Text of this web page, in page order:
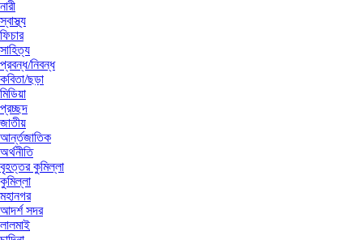
নারী
স্বাস্থ্য
ফিচার
সাহিত্য
প্রবন্ধ/নিবন্ধ
কবিতা/ছড়া
মিডিয়া
প্রচ্ছদ
জাতীয়
আর্ন্তজাতিক
অর্থনীতি
বৃহত্তর কুমিল্লা
কুমিল্লা
মহানগর
আদর্শ সদর
লালমাই